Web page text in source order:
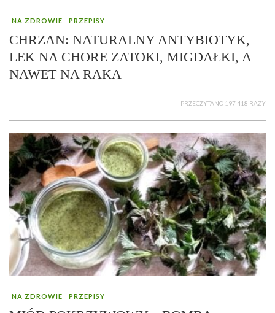
NA ZDROWIE PRZEPISY
CHRZAN: NATURALNY ANTYBIOTYK,
LEK NA CHORE ZATOKI, MIGDAŁKI, A
NAWET NA RAKA
PRZECZYTANO 197 418 RAZY
NA ZDROWIE PRZEPISY